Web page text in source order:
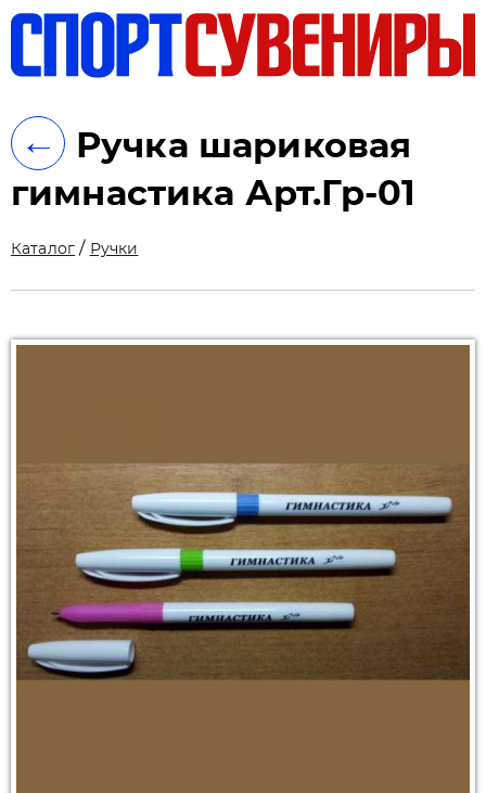
←
Ручка шариковая
гимнастика Арт.Гр-01
Каталог / Ручки